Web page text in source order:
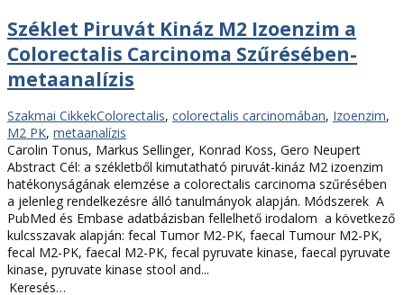
Széklet Piruvát Kináz M2 Izoenzim a
Colorectalis Carcinoma Szűrésében-
metaanalízis
Kategóriák
Szakmai CikkekCímkék
Colorectalis, colorectalis carcinomában, Izoenzim,
M2 PK, metaanalízis
Carolin Tonus, Markus Sellinger, Konrad Koss, Gero Neupert
Abstract Cél: a székletből kimutatható piruvát-kináz M2 izoenzim
hatékonyságának elemzése a colorectalis carcinoma szűrésében
a jelenleg rendelkezésre álló tanulmányok alapján. Módszerek A
PubMed és Embase adatbázisban fellelhető irodalom a következő
kulcsszavak alapján: fe­cal Tumor M2-PK, faecal Tumour M2-PK,
fecal M2-PK, faecal M2-PK, fecal pyruvate kinase, faecal pyruvate
kinase, pyruvate kinase stool and...
Keresés: